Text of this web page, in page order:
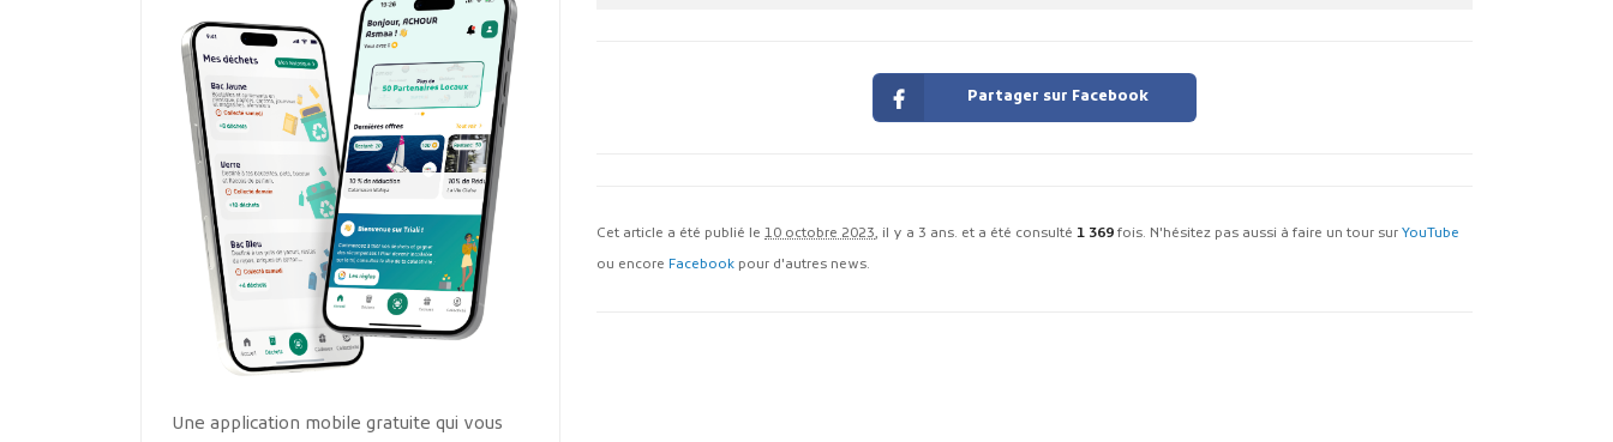
Une application mobile gratuite qui vous
Partager sur Facebook
Cet article a été publié le 10 octobre 2023, il y a 3 ans. et a été consulté 1 369 fois. N'hésitez pas aussi à faire un tour sur YouTube
ou encore Facebook pour d'autres news.